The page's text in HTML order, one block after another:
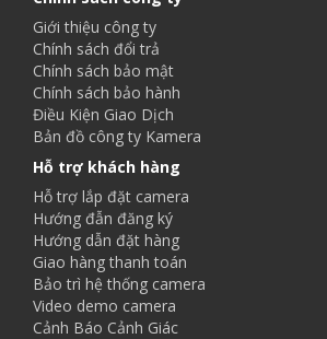
Giới thiệu công ty
Chính sách đổi trả
Chính sách bảo mật
Chính sách bảo hành
Điều Kiện Giao Dịch
Bản đồ công ty Kamera
Hỗ trợ khách hàng
Hỗ trợ lắp đặt camera
Hướng đẫn đăng ký
Hướng dẫn đặt hàng
Giao hàng thanh toán
Bảo trì hệ thống camera
Video demo camera
Cảnh Báo Cảnh Giác